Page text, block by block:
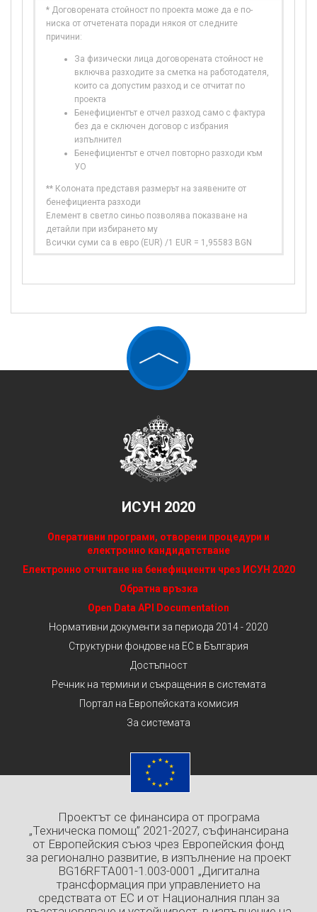
* Договорената стойност по проекта може да е по-
ниска от отчетената поради някоя от следните
причини:
За физически лица договорената стойност не
включва разходите за сметка на работодателя,
които са допустим разход и се отчитат по
проекта
Бенефициентът е отчел разход само с фактура
без да е сключен договор с избрания
изпълнител
Бенефициентът е отчел повторно разходи към
УО
** Колоната представя размерът на заявените от
бенефициента разходи
Елемент в светло синьо позволява показване на
детайли при избирането му
Всички суми са в евро (EUR) /1 EUR = 1,95583 BGN
ИСУН 2020
Оперативни програми, отворени процедури и
електронно кандидатстване
Електронно отчитане на бенефициенти чрез ИСУН 2020
Обратна връзка
Open Data API Documentation
Нормативни документи за периода 2014 - 2020
Структурни фондове на ЕС в България
Достъпност
Речник на термини и съкращения в системата
Портал на Европейската комисия
За системата
Проектът се финансира от програма
„Техническа помощ” 2021-2027, съфинансирана
от Европейския съюз чрез Европейския фонд
за регионално развитие, в изпълнение на проект
BG16RFTA001-1.003-0001 „Дигитална
трансформация при управлението на
средствата от ЕС и от Националния план за